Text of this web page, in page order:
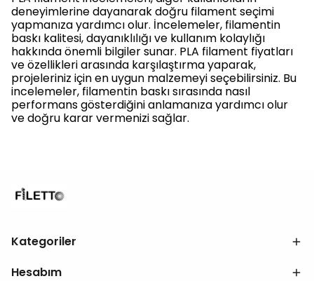
deneyimlerine dayanarak doğru filament seçimi
yapmanıza yardımcı olur. İncelemeler, filamentin
baskı kalitesi, dayanıklılığı ve kullanım kolaylığı
hakkında önemli bilgiler sunar. PLA filament fiyatları
ve özellikleri arasında karşılaştırma yaparak,
projeleriniz için en uygun malzemeyi seçebilirsiniz. Bu
incelemeler, filamentin baskı sırasında nasıl
performans gösterdiğini anlamanıza yardımcı olur
ve doğru karar vermenizi sağlar.
Kategoriler
Hesabım